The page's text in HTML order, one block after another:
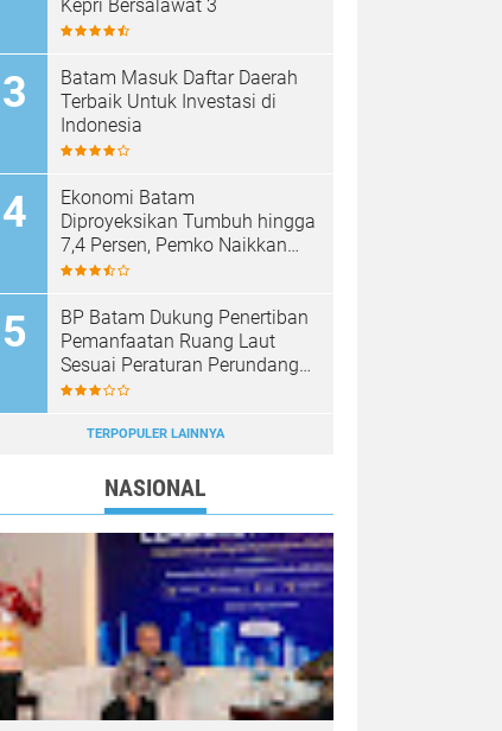
Kepri Bersalawat 3
Batam Masuk Daftar Daerah
Terbaik Untuk Investasi di
Indonesia
Ekonomi Batam
Diproyeksikan Tumbuh hingga
7,4 Persen, Pemko Naikkan
Target Pendapatan Daerah
BP Batam Dukung Penertiban
Pemanfaatan Ruang Laut
Sesuai Peraturan Perundang-
Undangan
TERPOPULER LAINNYA
NASIONAL